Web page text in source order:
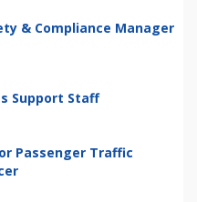
& Compliance Manager
Support Staff
Passenger Traffic